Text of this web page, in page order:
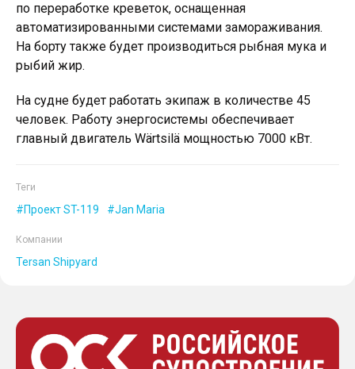
по переработке креветок, оснащенная
автоматизированными системами замораживания.
На борту также будет производиться рыбная мука и
рыбий жир.
На судне будет работать экипаж в количестве 45
человек. Работу энергосистемы обеспечивает
главный двигатель Wärtsilä мощностью 7000 кВт.
Теги
Проект ST-119 Jan Maria
Компании
Tersan Shipyard